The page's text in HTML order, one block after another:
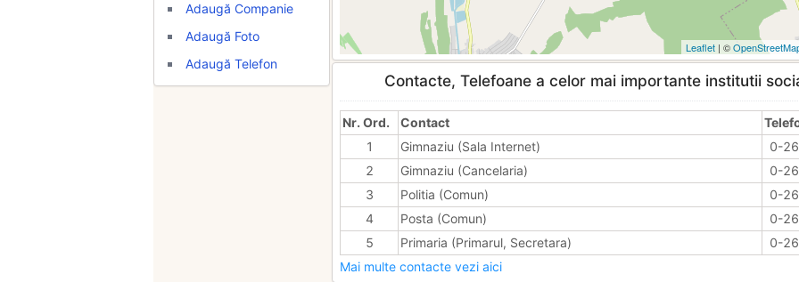
Adaugă Companie
Adaugă Foto
Adaugă Telefon
Leaflet | ©
Contacte, Telefoane a celor mai importante institutii
Nr. Ord. Contact
1
Gimnaziu (Sala Internet)
0-
2
Gimnaziu (Cancelaria)
0-
3
Politia (Comun)
0-
4
Posta (Comun)
0-
5
Primaria (Primarul, Secretara)
0-
Mai multe contacte vezi aici